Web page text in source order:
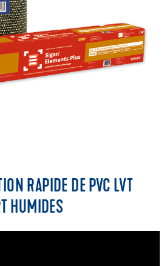
RAPIDE DE PVC LVT
HUMIDES